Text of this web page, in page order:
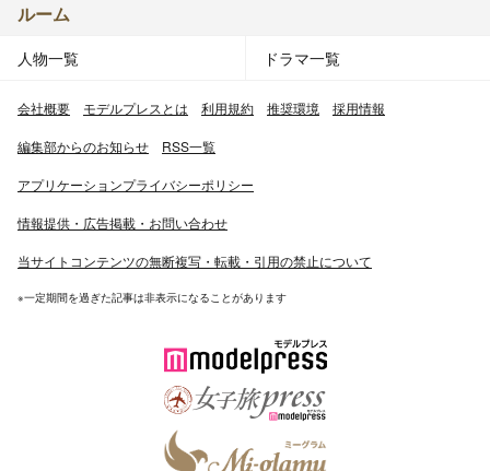
ルーム
人物一覧 ドラマ一覧
会社概要 モデルプレスとは 利用規約 推奨環境 採用情報
編集部からのお知らせ RSS一覧
アプリケーションプライバシーポリシー
情報提供・広告掲載・お問い合わせ
当サイトコンテンツの無断複写・転載・引用の禁止について
※一定期間を過ぎた記事は非表示になることがあります